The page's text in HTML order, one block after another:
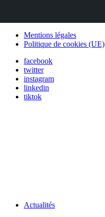
Mentions légales
Politique de cookies (UE)
facebook
twitter
instagram
linkedin
tiktok
Actualités